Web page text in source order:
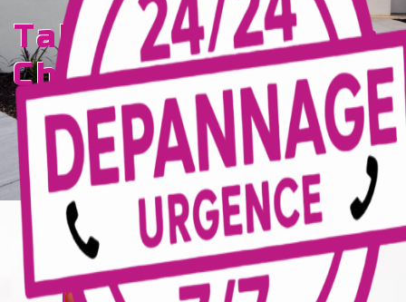
tableau électrique
Chailly-en-Brie
TECELEC